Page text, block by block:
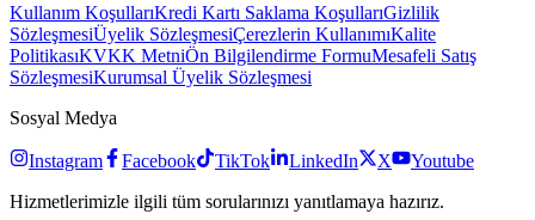
Kullanım KoşullarıKredi Kartı Saklama KoşullarıGizlilik
SözleşmesiÜyelik SözleşmesiÇerezlerin KullanımıKalite
PolitikasıKVKK MetniÖn Bilgilendirme FormuMesafeli Satış
SözleşmesiKurumsal Üyelik Sözleşmesi
Sosyal Medya
Instagram Facebook TikTok LinkedIn X
Youtube
Hizmetlerimizle ilgili tüm sorularınızı yanıtlamaya hazırız.